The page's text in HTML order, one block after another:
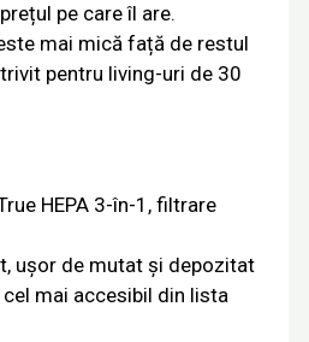
pe care îl are.
mai mică față de restul
pentru living-uri de 30
HEPA 3-în-1, filtrare
ușor de mutat și depozitat
cel mai accesibil din lista